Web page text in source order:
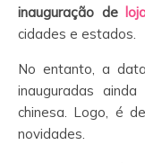
inauguração de
cidades e estados.
No entanto, a
inauguradas
chinesa. Logo, é
novidades.